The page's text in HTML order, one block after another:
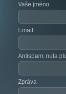
Vaše jméno
Email
Antispam: nula
Zpráva